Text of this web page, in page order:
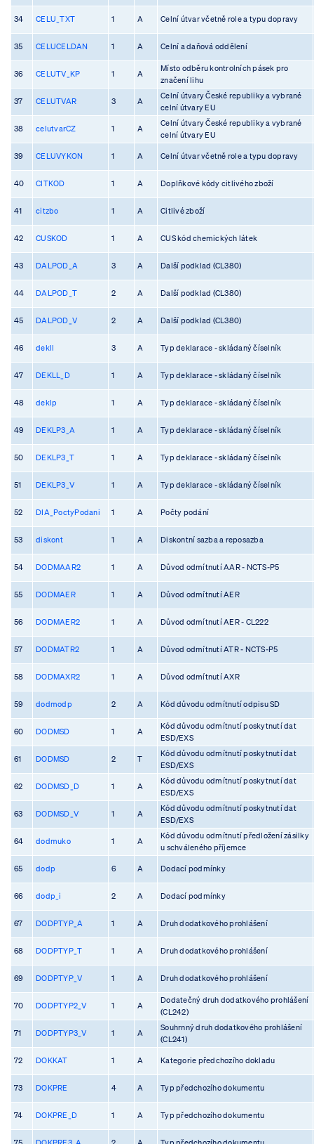
34 CELU_TXT 1 A Celní útvar včetně role a typu dopravy
35 CELUCELDAN 1 A Celní a daňová oddělení
36 CELUTV_KP 1 A
Místo odběru kontrolních pásek pro
značení lihu
37 CELUTVAR 3 A
Celní útvary České republiky a vybrané
celní útvary EU
38 celutvarCZ 1 A
Celní útvary České republiky a vybrané
celní útvary EU
39 CELUVYKON 1 A Celní útvar včetně role a typu dopravy
40 CITKOD 1 A Doplňkové kódy citlivého zboží
41 citzbo 1 A Citlivé zboží
42 CUSKOD 1 A CUS kód chemických látek
43 DALPOD_A 3 A Další podklad (CL380)
44 DALPOD_T 2 A Další podklad (CL380)
45 DALPOD_V 2 A Další podklad (CL380)
46 dekll 3 A Typ deklarace - skládaný číselník
47 DEKLL_D 1 A Typ deklarace - skládaný číselník
48 deklp 1 A Typ deklarace - skládaný číselník
49 DEKLP3_A 1 A Typ deklarace - skládaný číselník
50 DEKLP3_T 1 A Typ deklarace - skládaný číselník
51 DEKLP3_V 1 A Typ deklarace - skládaný číselník
52 DIA_PoctyPodani 1 A Počty podání
53 diskont 1 A Diskontní sazba a reposazba
54 DODMAAR2 1 A Důvod odmítnutí AAR - NCTS-P5
55 DODMAER 1 A Důvod odmítnutí AER
56 DODMAER2 1 A Důvod odmítnutí AER - CL222
57 DODMATR2 1 A Důvod odmítnutí ATR - NCTS-P5
58 DODMAXR2 1 A Důvod odmítnutí AXR
59 dodmodp 2 A Kód důvodu odmítnutí odpisu SD
60 DODMSD 1 A
Kód důvodu odmítnutí poskytnutí dat
ESD/EXS
61 DODMSD 2 T
Kód důvodu odmítnutí poskytnutí dat
ESD/EXS
62 DODMSD_D 1 A
Kód důvodu odmítnutí poskytnutí dat
ESD/EXS
63 DODMSD_V 1 A
Kód důvodu odmítnutí poskytnutí dat
ESD/EXS
64 dodmuko 1 A
Kód důvodu odmítnutí předložení zásilky
u schváleného příjemce
65 dodp 6 A Dodací podmínky
66 dodp_i 2 A Dodací podmínky
67 DODPTYP_A 1 A Druh dodatkového prohlášení
68 DODPTYP_T 1 A Druh dodatkového prohlášení
69 DODPTYP_V 1 A Druh dodatkového prohlášení
70 DODPTYP2_V 1 A
Dodatečný druh dodatkového prohlášení
(CL242)
71 DODPTYP3_V 1 A
Souhrnný druh dodatkového prohlášení
(CL241)
72 DOKKAT 1 A Kategorie předchozího dokladu
73 DOKPRE 4 A Typ předchozího dokumentu
74 DOKPRE_D 1 A Typ předchozího dokumentu